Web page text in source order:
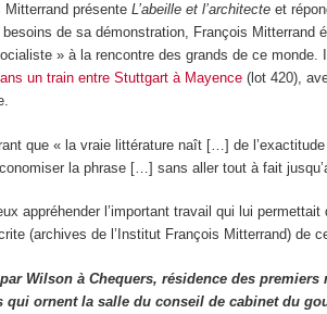
Mitterrand présenteL’abeille et l’architecte et
besoins de sa démonstration, François Mitterrand
» à la rencontre des grands de ce
un train entre Stuttgart à Mayence (lot 420),
que « la vraie littérature naît […] de
la phrase […] sans aller tout à fait
appréhender l’important travail qui lui
(archives de l’Institut François Mitterrand) de
Wilson à Chequers, résidence des
qui ornent la salle du conseil de cabinet du